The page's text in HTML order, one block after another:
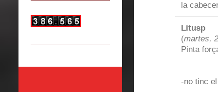
la
Litusp
(martes,
Pinta
-no tinc